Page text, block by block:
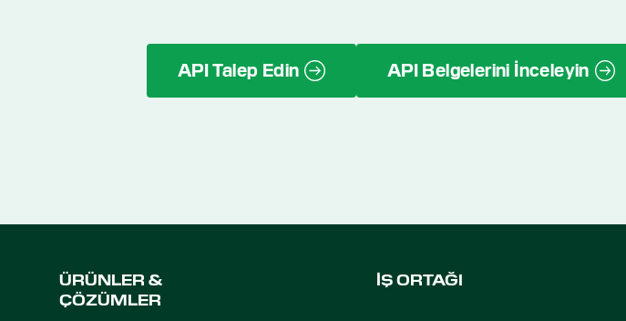
API Talep Edin API Belgelerini İnceleyin
ÜRÜNLER &
ÇÖZÜMLER
İŞ ORTAĞI